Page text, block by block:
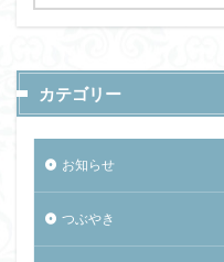
カテゴリー
お知らせ
つぶやき